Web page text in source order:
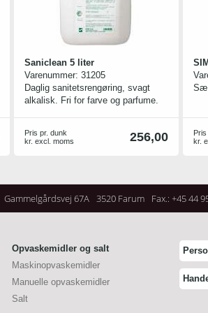
Godkendt i renrum miljø.
Farvekodning.
Kan maskinvaskes over 200
Materiale 70 % polyester og 30 %
polyamid.
Saniclean 5 liter
Varenummer: 31205
Daglig sanitetsrengøring, svagt
alkalisk. Fri for farve og parfume.
256,00
Pris pr. dunk
kr. excl. moms
kr.
Fax.: +45 44
3520 Farum
Gammelgårdsvej 67A
Opvaskemidler og salt
Maskinopvaskemidler
Manuelle opvaskemidler
Salt